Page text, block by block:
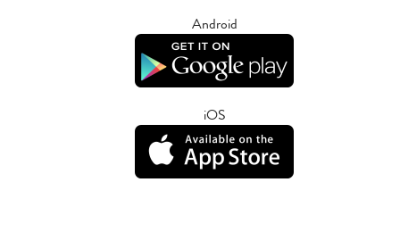
Android
iOS